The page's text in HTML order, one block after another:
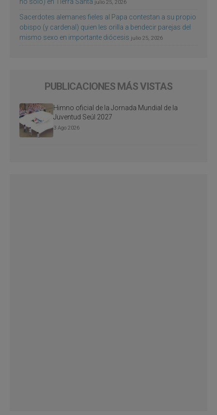
julio 25, 2026
Sacerdotes alemanes fieles al Papa contestan a su propio
obispo (y cardenal) quien les orilla a bendecir parejas del
mismo sexo en importante diócesis julio 25, 2026
PUBLICACIONES MÁS VISTAS
Himno oficial de la Jornada Mundial de la
Juventud Seúl 2027
3 Ago 2026